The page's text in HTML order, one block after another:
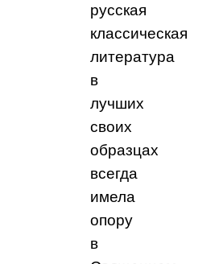
русская
классическая
литература
в
лучших
своих
образцах
всегда
имела
опору
в